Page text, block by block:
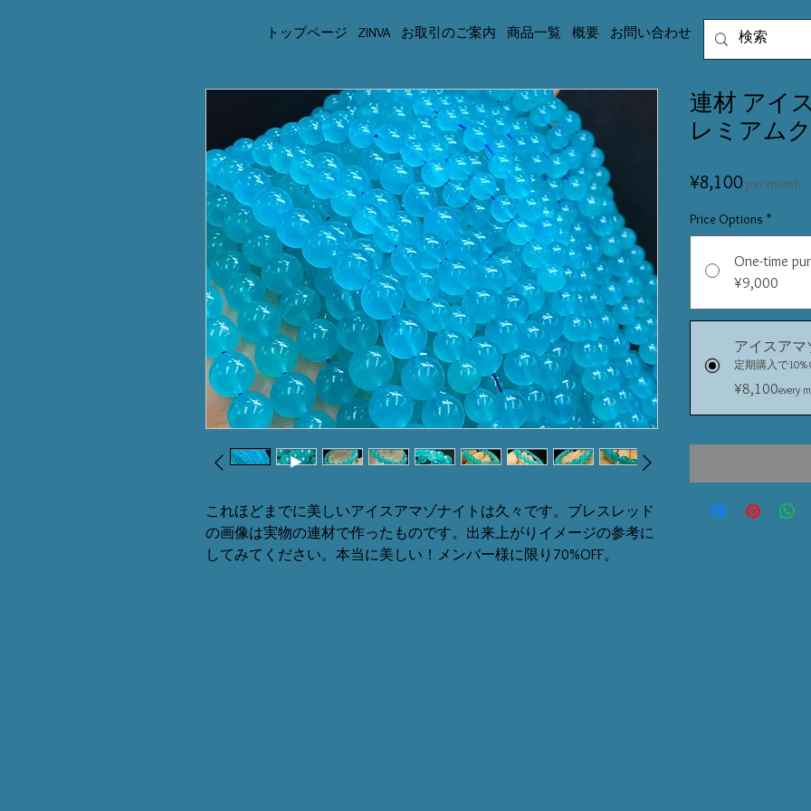
トップページ ZINVA お取引のご案内 商品一覧 概要 お問い合わせ
これほどまでに美しいアイスアマゾナイトは久々です。ブレスレッド
の画像は実物の連材で作ったものです。出来上がりイメージの参考に
してみてください。本当に美しい！メンバー様に限り70%OFF。
連材 アイ
レミアム
¥8,100 Price
per month
Price Options *
One-time
¥9,000
アイスアマ
定期購入で
¥8,100every